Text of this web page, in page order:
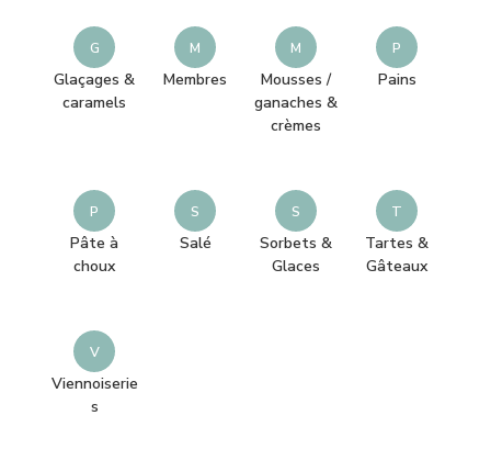
G
Glaçages &
caramels
M
Membres
M
Mousses /
ganaches &
crèmes
P
Pains
P
Pâte à
choux
S
Salé
S
Sorbets &
Glaces
T
Tartes &
Gâteaux
V
Viennoiserie
s